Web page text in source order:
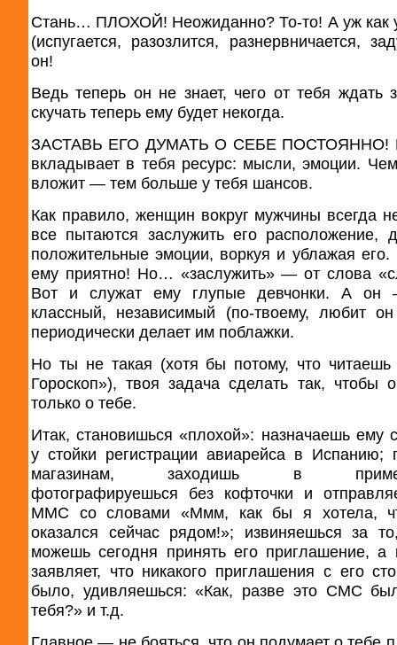
Стань… ПЛОХОЙ! Неожиданно? То-то! А уж как
(испугается, разозлится, разнервничается,
он!
Ведь теперь он не знает, чего от тебя ждать
скучать теперь ему будет некогда.
ЗАСТАВЬ ЕГО ДУМАТЬ О СЕБЕ ПОСТОЯННО!
вкладывает в тебя ресурс: мысли, эмоции.
вложит — тем больше у тебя шансов.
Как правило, женщин вокруг мужчины всегда
все пытаются заслужить его расположение,
положительные эмоции, воркуя и ублажая его.
ему приятно! Но… «заслужить» — от слова
Вот и служат ему глупые девчонки. А он
классный, независимый (по-твоему, любит
периодически делает им поблажки.
Но ты не такая (хотя бы потому, что
Гороскоп»), твоя задача сделать так, чтобы
только о тебе.
Итак, становишься «плохой»: назначаешь ему
у стойки регистрации авиарейса в Испанию;
магазинам, заходишь в
фотографируешься без кофточки и
ММС со словами «Ммм, как бы я хотела,
оказался сейчас рядом!»; извиняешься за
можешь сегодня принять его приглашение, а
заявляет, что никакого приглашения с его
было, удивляешься: «Как, разве это СМС
тебя?» и т.д.